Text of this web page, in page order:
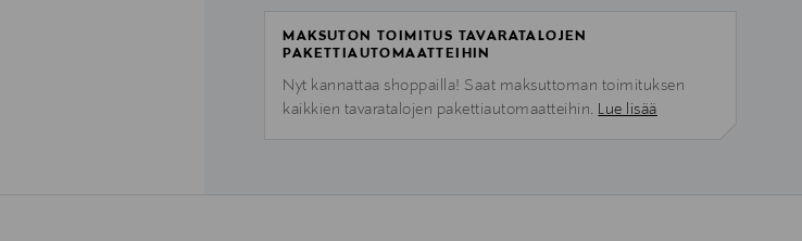
MAKSUTON TOIMITUS TAVARATALOJEN
PAKETTIAUTOMAATTEIHIN
Nyt kannattaa shoppailla! Saat maksuttoman toimituksen
kaikkien tavaratalojen pakettiautomaatteihin. Lue lisää